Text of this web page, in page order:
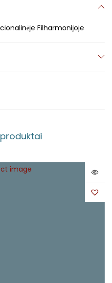
Filharmonijoje